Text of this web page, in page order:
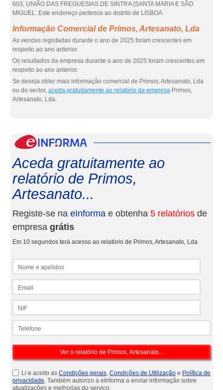
603, UNIÃO DAS FREGUESIAS DE SINTRA (SANTA MARIA E SÃO
MIGUEL. Este endereço pertence ao distrito de LISBOA.
Informação Comercial de Primos, Artesanato, Lda
As vendas registadas durante o ano de 2025 foram crescentes em
respeito ao ano anterior.
Os resultados da empresa durante o ano de 2025 foram crescentes em
respeito ao ano anterior.
Se deseja obter mais informação comercial de Primos, Artesanato, Lda
ou do sector, aceda gratuitamente ao relatório da empresa Primos,
Artesanato, Lda.
Aceda gratuitamente ao
relatório de Primos,
Artesanato...
Registe-se na eInforma e obtenha 5 relatórios de
empresa grátis
Em 10 segundos terá acesso ao relatório de Primos, Artesanato, Lda
Li e aceito as Condições gerais, Condições de Utilização e Política de
privacidade. Também autorizo a eInforma a enviar informação sobre
atualizações e melhorias do serviço.